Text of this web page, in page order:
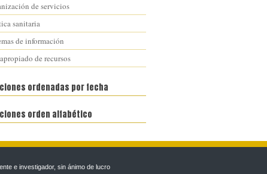
de servicios
sanitaria
de información
de recursos
ordenadas por fecha
orden alfabético
e investigador, sin ánimo de lucro